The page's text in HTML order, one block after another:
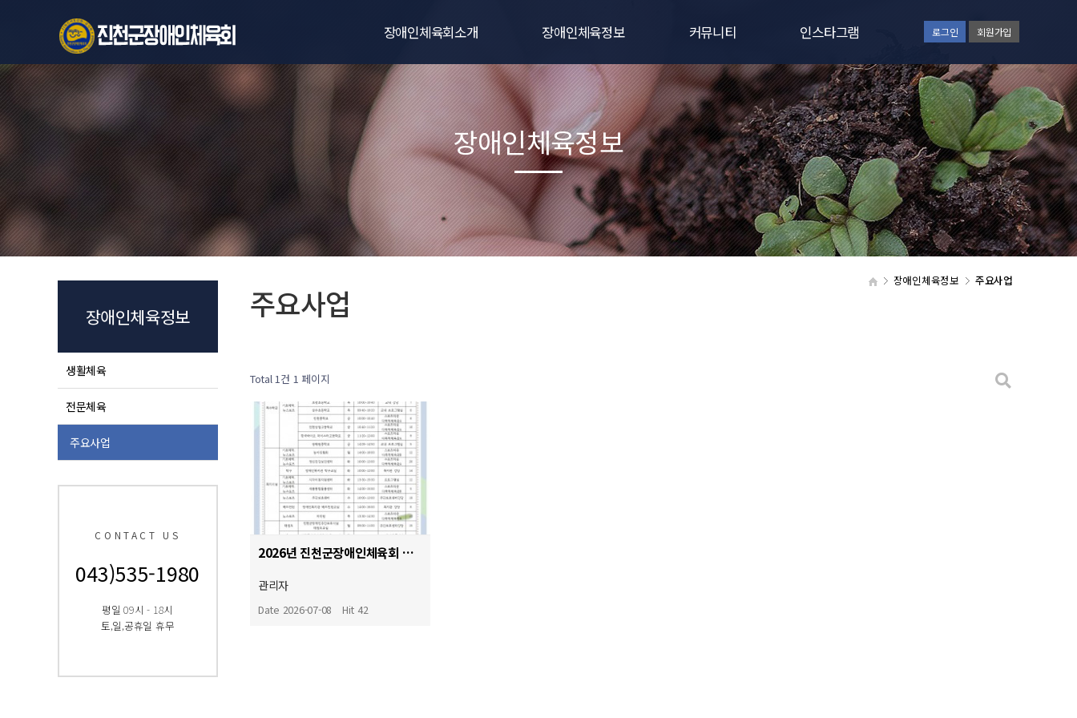
장애인체육회소개
인사말
연혁
비전
직원 및 임원현황
조직 및 기구
관련규정
오시는길
장애인체육정보
생활체육
전문체육
주요사업
커뮤니티
공지사항
대회및일정
포토갤러리
동영상갤러리
자료실
인스타그램
인스타그램보기
로그인 회원가입
장애인체육정보 주요사업
장애인체육정보
장애인체육정보
생활체육
전문체육
주요사업
CONTACT US
043)535-1980
평일 09시 - 18시
토,일,공휴일 휴무
주요사업
Total 1건 1 페이지
2026년 진천군장애인체육회 생활체육프로그램 계획
관리자
Date 2026-07-08 Hit 42